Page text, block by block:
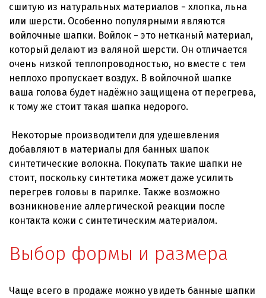
сшитую из натуральных материалов − хлопка, льна
или шерсти. Особенно популярными являются
войлочные шапки. Войлок − это нетканый материал,
который делают из валяной шерсти. Он отличается
очень низкой теплопроводностью, но вместе с тем
неплохо пропускает воздух. В войлочной шапке
ваша голова будет надёжно защищена от перегрева,
к тому же стоит такая шапка недорого.
Некоторые производители для удешевления
добавляют в материалы для банных шапок
синтетические волокна. Покупать такие шапки не
стоит, поскольку синтетика может даже усилить
перегрев головы в парилке. Также возможно
возникновение аллергической реакции после
контакта кожи с синтетическим материалом.
Выбор формы и размера
Чаще всего в продаже можно увидеть банные шапки